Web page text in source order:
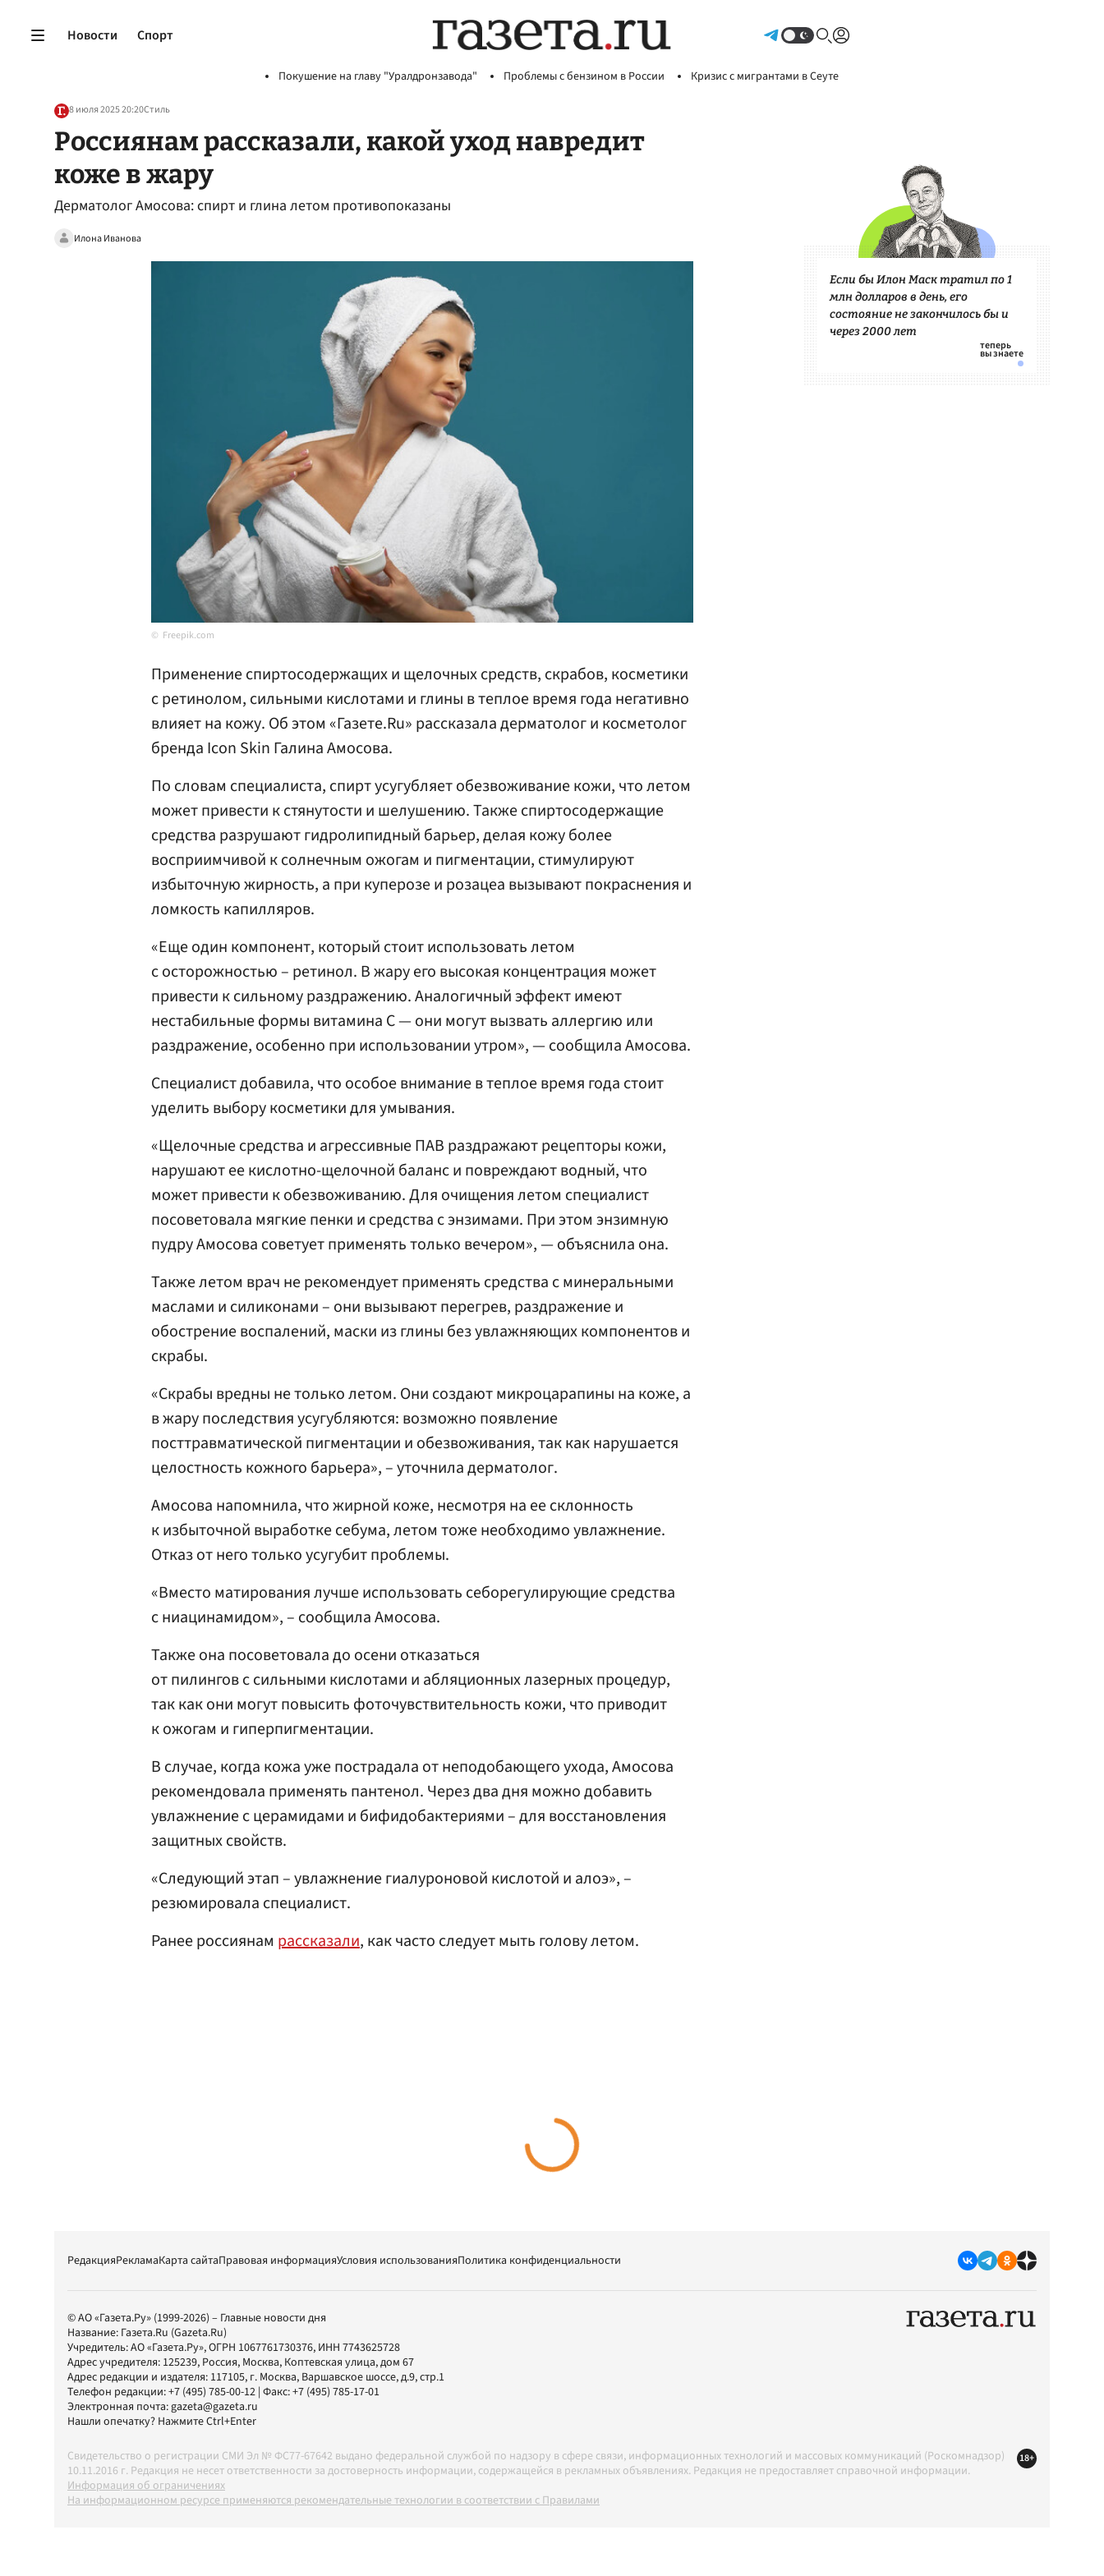
Новости Спорт
Покушение на главу "Уралдронзавода" Проблемы с бензином в России Кризис с мигрантами в Сеуте
8 июля 2025 20:20Стиль
Россиянам рассказали, какой уход навредит
коже в жару
Дерматолог Амосова: спирт и глина летом противопоказаны
Илона Иванова
Freepik.com
Применение спиртосодержащих и щелочных средств, скрабов, косметики
с ретинолом, сильными кислотами и глины в теплое время года негативно
влияет на кожу. Об этом «Газете.Ru» рассказала дерматолог и косметолог
бренда Icon Skin Галина Амосова.
По словам специалиста, спирт усугубляет обезвоживание кожи, что летом
может привести к стянутости и шелушению. Также спиртосодержащие
средства разрушают гидролипидный барьер, делая кожу более
восприимчивой к солнечным ожогам и пигментации, стимулируют
избыточную жирность, а при куперозе и розацеа вызывают покраснения и
ломкость капилляров.
«Еще один компонент, который стоит использовать летом
с осторожностью – ретинол. В жару его высокая концентрация может
привести к сильному раздражению. Аналогичный эффект имеют
нестабильные формы витамина С — они могут вызвать аллергию или
раздражение, особенно при использовании утром», — сообщила Амосова.
Специалист добавила, что особое внимание в теплое время года стоит
уделить выбору косметики для умывания.
«Щелочные средства и агрессивные ПАВ раздражают рецепторы кожи,
нарушают ее кислотно-щелочной баланс и повреждают водный, что
может привести к обезвоживанию. Для очищения летом специалист
посоветовала мягкие пенки и средства с энзимами. При этом энзимную
пудру Амосова советует применять только вечером», — объяснила она.
Также летом врач не рекомендует применять средства с минеральными
маслами и силиконами – они вызывают перегрев, раздражение и
обострение воспалений, маски из глины без увлажняющих компонентов и
скрабы.
«Скрабы вредны не только летом. Они создают микроцарапины на коже, а
в жару последствия усугубляются: возможно появление
посттравматической пигментации и обезвоживания, так как нарушается
целостность кожного барьера», – уточнила дерматолог.
Амосова напомнила, что жирной коже, несмотря на ее склонность
к избыточной выработке себума, летом тоже необходимо увлажнение.
Отказ от него только усугубит проблемы.
«Вместо матирования лучше использовать себорегулирующие средства
с ниацинамидом», – сообщила Амосова.
Также она посоветовала до осени отказаться
от пилингов с сильными кислотами и абляционных лазерных процедур,
так как они могут повысить фоточувствительность кожи, что приводит
к ожогам и гиперпигментации.
В случае, когда кожа уже пострадала от неподобающего ухода, Амосова
рекомендовала применять пантенол. Через два дня можно добавить
увлажнение с церамидами и бифидобактериями – для восстановления
защитных свойств.
«Следующий этап – увлажнение гиалуроновой кислотой и алоэ», –
резюмировала специалист.
Ранее россиянам рассказали, как часто следует мыть голову летом.
Если бы Илон Маск тратил по 1
млн долларов в день, его
состояние не закончилось бы и
через 2000 лет
РедакцияРекламаКарта сайтаПравовая информацияУсловия использованияПолитика конфиденциальности
© АО «Газета.Ру» (1999-2026) – Главные новости дня
Название: Газета.Ru (Gazeta.Ru)
Учредитель:АО «Газета.Ру», ОГРН 1067761730376, ИНН 7743625728
Адрес учредителя: 125239, Россия, Москва, Коптевская улица, дом 67
Адрес редакции и издателя: 117105, г. Москва, Варшавское шоссе, д.9, стр.1
Телефон редакции:+7 (495) 785-00-12 | Факс:+7 (495) 785-17-01
Электронная почта:gazeta@gazeta.ru
Нашли опечатку? Нажмите Ctrl+Enter
Свидетельство о регистрации СМИ Эл № ФС77-67642 выдано федеральной службой по надзору в сфере связи, информационных технологий и массовых коммуникаций (Роскомнадзор)
10.11.2016 г. Редакция не несет ответственности за достоверность информации, содержащейся в рекламных объявлениях. Редакция не предоставляет справочной информации.
Информация об ограничениях
На информационном ресурсе применяются рекомендательные технологии в соответствии с Правилами
18+